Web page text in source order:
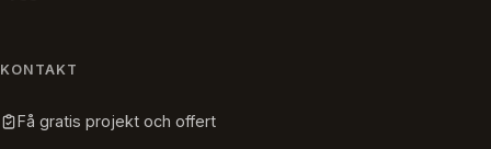
KONTAKT
Få gratis projekt och offert